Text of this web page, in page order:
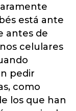
está ante
antes de
celulares
pedir
como
los que han